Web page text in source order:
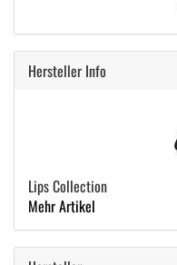
Hersteller Info
Lips Collection
Mehr Artikel